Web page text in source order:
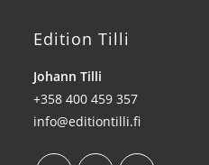
Edition Tilli
Johann Tilli
+358 400 459 357
info@editiontilli.fi